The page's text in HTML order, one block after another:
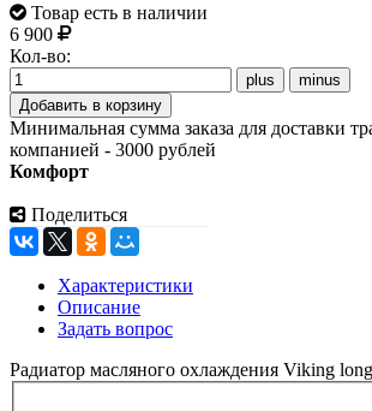
Товар есть в наличии
6 900
Кол-во:
Минимальная сумма заказа для доставки
компанией - 3000 рублей
Комфорт
Поделиться
Характеристики
Описание
Задать вопрос
Радиатор масляного охлаждения Viking